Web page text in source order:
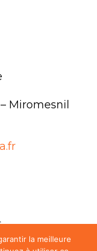
Miromesnil
la meilleure